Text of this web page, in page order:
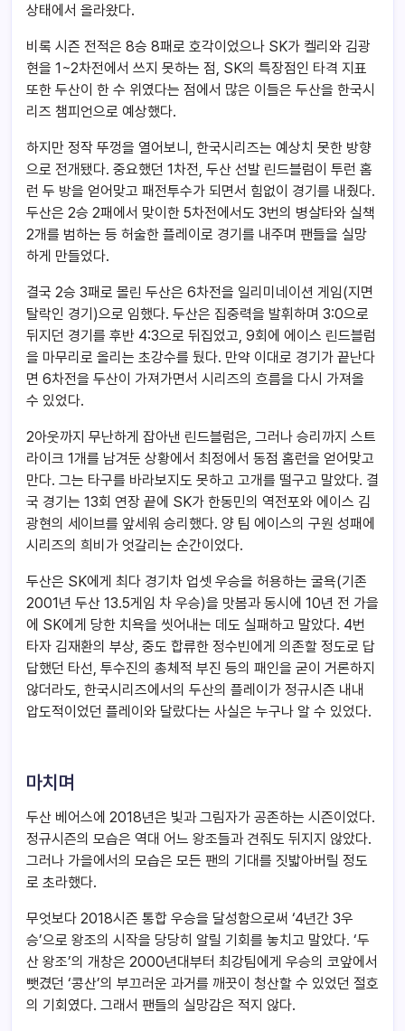
상태에서 올라왔다.
비록 시즌 전적은 8승 8패로 호각이었으나 SK가 켈리와 김광
현을 1~2차전에서 쓰지 못하는 점, SK의 특장점인 타격 지표
또한 두산이 한 수 위였다는 점에서 많은 이들은 두산을 한국시
리즈 챔피언으로 예상했다.
하지만 정작 뚜껑을 열어보니, 한국시리즈는 예상치 못한 방향
으로 전개됐다. 중요했던 1차전, 두산 선발 린드블럼이 투런 홈
런 두 방을 얻어맞고 패전투수가 되면서 힘없이 경기를 내줬다.
두산은 2승 2패에서 맞이한 5차전에서도 3번의 병살타와 실책
2개를 범하는 등 허술한 플레이로 경기를 내주며 팬들을 실망
하게 만들었다.
결국 2승 3패로 몰린 두산은 6차전을 일리미네이션 게임(지면
탈락인 경기)으로 임했다. 두산은 집중력을 발휘하며 3:0으로
뒤지던 경기를 후반 4:3으로 뒤집었고, 9회에 에이스 린드블럼
을 마무리로 올리는 초강수를 뒀다. 만약 이대로 경기가 끝난다
면 6차전을 두산이 가져가면서 시리즈의 흐름을 다시 가져올
수 있었다.
2아웃까지 무난하게 잡아낸 린드블럼은, 그러나 승리까지 스트
라이크 1개를 남겨둔 상황에서 최정에서 동점 홈런을 얻어맞고
만다. 그는 타구를 바라보지도 못하고 고개를 떨구고 말았다. 결
국 경기는 13회 연장 끝에 SK가 한동민의 역전포와 에이스 김
광현의 세이브를 앞세워 승리했다. 양 팀 에이스의 구원 성패에
시리즈의 희비가 엇갈리는 순간이었다.
두산은 SK에게 최다 경기차 업셋 우승을 허용하는 굴욕(기존
2001년 두산 13.5게임 차 우승)을 맛봄과 동시에 10년 전 가을
에 SK에게 당한 치욕을 씻어내는 데도 실패하고 말았다. 4번
타자 김재환의 부상, 중도 합류한 정수빈에게 의존할 정도로 답
답했던 타선, 투수진의 총체적 부진 등의 패인을 굳이 거론하지
않더라도, 한국시리즈에서의 두산의 플레이가 정규시즌 내내
압도적이었던 플레이와 달랐다는 사실은 누구나 알 수 있었다.
마치며
두산 베어스에 2018년은 빛과 그림자가 공존하는 시즌이었다.
정규시즌의 모습은 역대 어느 왕조들과 견줘도 뒤지지 않았다.
그러나 가을에서의 모습은 모든 팬의 기대를 짓밟아버릴 정도
로 초라했다.
무엇보다 2018시즌 통합 우승을 달성함으로써 ‘4년간 3우
승’으로 왕조의 시작을 당당히 알릴 기회를 놓치고 말았다. ‘두
산 왕조’의 개창은 2000년대부터 최강팀에게 우승의 코앞에서
뺏겼던 ‘콩산’의 부끄러운 과거를 깨끗이 청산할 수 있었던 절호
의 기회였다. 그래서 팬들의 실망감은 적지 않다.